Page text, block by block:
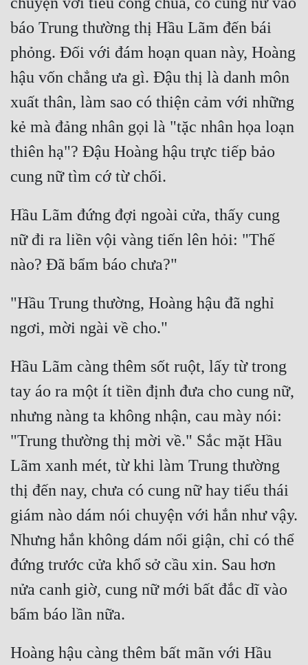
Đô Thị
Đông Phương Huyền Huyễn
Cẩu Đạo Trường Sinh
Đam Mỹ
Đẹp
Đẹp Hiệp
Tính Cách Nhân Vật :
Vô Sỉ
Điềm Đạm
báo Trung thường thị Hầu Lãm đến bái
phỏng. Đối với đám hoạn quan này, Hoàng
hậu vốn chẳng ưa gì. Đậu thị là danh môn
xuất thân, làm sao có thiện cảm với những
kẻ mà đảng nhân gọi là "tặc nhân họa loạn
thiên hạ"? Đậu Hoàng hậu trực tiếp bảo
Hầu Lãm đứng đợi ngoài cửa, thấy cung
nữ đi ra liền vội vàng tiến lên hỏi: "Thế
"Hầu Trung thường, Hoàng hậu đã nghỉ
Hầu Lãm càng thêm sốt ruột, lấy từ trong
tay áo ra một ít tiền định đưa cho cung nữ,
nhưng nàng ta không nhận, cau mày nói:
"Trung thường thị mời về." Sắc mặt Hầu
Lãm xanh mét, từ khi làm Trung thường
thị đến nay, chưa có cung nữ hay tiểu thái
giám nào dám nói chuyện với hắn như vậy.
Nhưng hắn không dám nổi giận, chỉ có thể
đứng trước cửa khổ sở cầu xin. Sau hơn
nửa canh giờ, cung nữ mới bất đắc dĩ vào
Hoàng hậu càng thêm bất mãn với Hầu